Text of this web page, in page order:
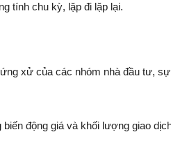
tính chu kỳ, lặp đi lặp lại.
xử của các nhóm nhà đầu tư,
động giá và khối lượng giao